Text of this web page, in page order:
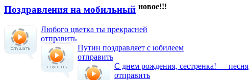
Поздравления на мобильный новое!!!
Любого цветка ты прекрасней
отправить
Путин поздравляет с юбилеем
отправить
С днем рождения, сестренка! — песня
отправить